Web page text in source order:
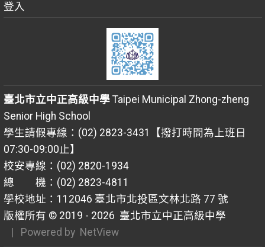
登入
臺北市立中正高級中學Taipei Municipal Zhong-zheng
Senior High School
學生請假專線：(02) 2823-3431【撥打時間為上班日
07:30-09:00止】
校安專線：(02) 2820-1934
總 機：(02) 2823-4811
學校地址：112046 臺北市北投區文林北路 77 號
版權所有 © 2019 - 2026 臺北市立中正高級中學
| Powered by NetView